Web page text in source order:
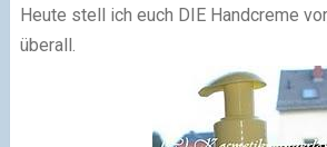
Heute stell ich euch DIE Handcreme
überall.